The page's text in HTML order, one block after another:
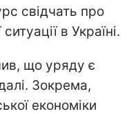
свідчать про
в Україні.
що уряду є
Зокрема,
економіки